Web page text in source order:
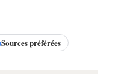
Sources préférées